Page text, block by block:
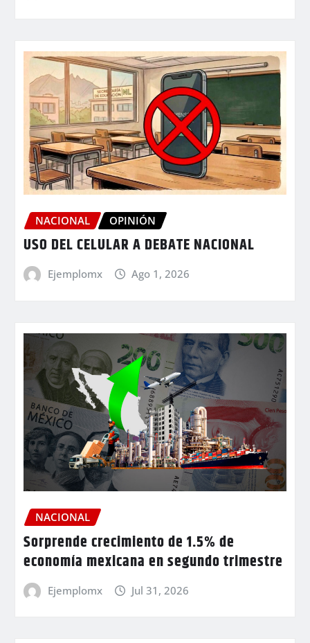
NACIONAL OPINIÓN
USO DEL CELULAR A DEBATE NACIONAL
Ejemplomx Ago 1, 2026
NACIONAL
Sorprende crecimiento de 1.5% de
economía mexicana en segundo trimestre
Ejemplomx Jul 31, 2026